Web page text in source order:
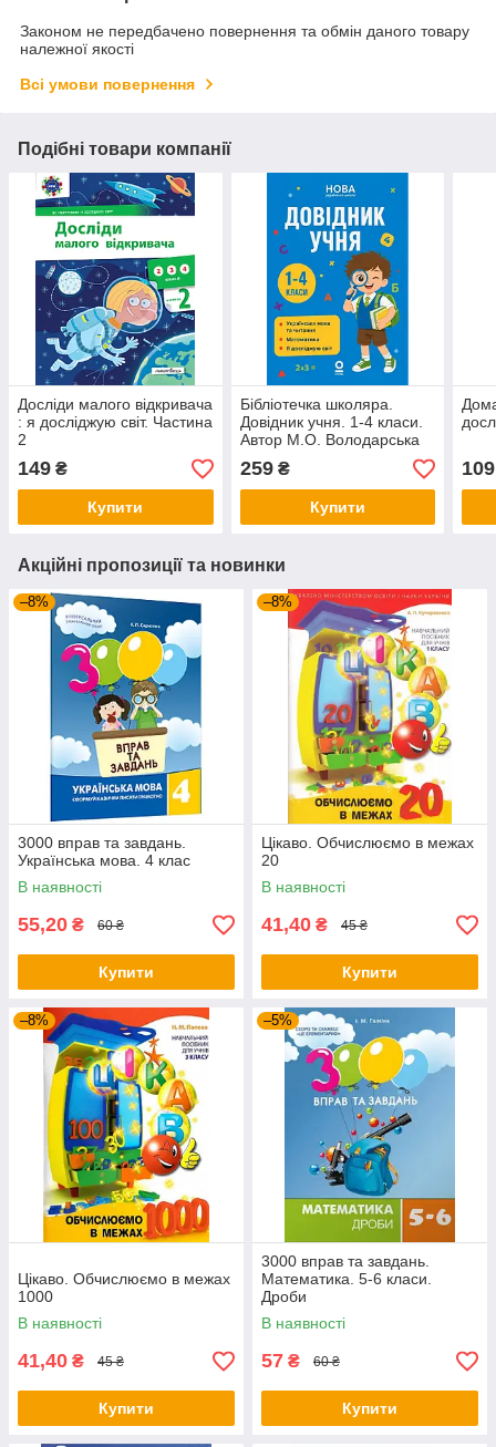
Законом не передбачено повернення та обмін даного товару
належної якості
Всі умови повернення
Подібні товари компанії
Досліди малого відкривача
: я досліджую світ. Частина
2
149 ₴
Купити
Бібліотечка школяра.
Довідник учня. 1-4 класи.
Автор М.О. Володарська
259₴
Купити
109
Акційні пропозиції та новинки
–8%
3000 вправ та завдань.
Українська мова. 4 клас
В наявності
55,20 ₴ 60 ₴
Купити
–8%
Цікаво. Обчислюємо в межах
20
В наявності
41,40 ₴ 45 ₴
Купити
–8%
Цікаво. Обчислюємо в межах
1000
В наявності
41,40 ₴ 45 ₴
Купити
–5%
3000 вправ та завдань.
Математика. 5-6 класи.
Дроби
В наявності
57 ₴ 60 ₴
Купити